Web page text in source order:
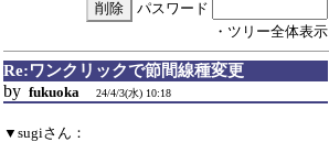
パスワード
・ツリー全体表示
Re:ワンクリックで節間線種変更
by fukuoka 24/4/3(水) 10:18
▼sugiさん：